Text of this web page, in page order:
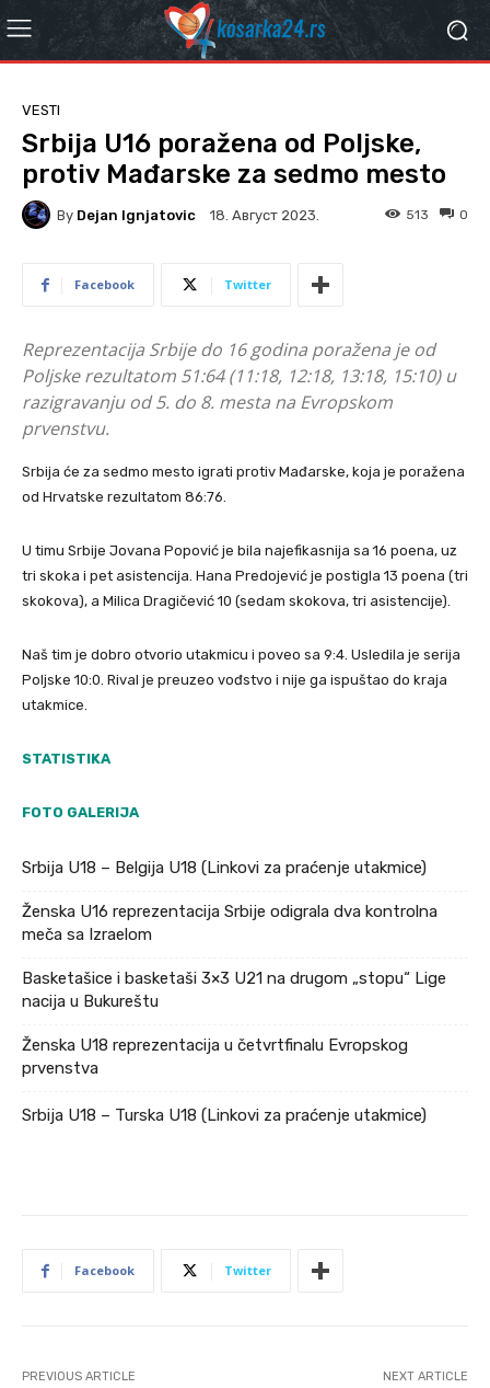
VESTI
Srbija U16 poražena od Poljske,
protiv Mađarske za sedmo mesto
By Dejan Ignjatovic 18. Август 2023. 0
513
Facebook Twitter
Reprezentacija Srbije do 16 godina poražena je od
Poljske rezultatom 51:64 (11:18, 12:18, 13:18, 15:10) u
razigravanju od 5. do 8. mesta na Evropskom
prvenstvu.
Srbija će za sedmo mesto igrati protiv Mađarske, koja je poražena
od Hrvatske rezultatom 86:76.
U timu Srbije Jovana Popović je bila najefikasnija sa 16 poena, uz
tri skoka i pet asistencija. Hana Predojević je postigla 13 poena (tri
skokova), a Milica Dragičević 10 (sedam skokova, tri asistencije).
Naš tim je dobro otvorio utakmicu i poveo sa 9:4. Usledila je serija
Poljske 10:0. Rival je preuzeo vođstvo i nije ga ispuštao do kraja
utakmice.
STATISTIKA
FOTO GALERIJA
Srbija U18 – Belgija U18 (Linkovi za praćenje utakmice)
Ženska U16 reprezentacija Srbije odigrala dva kontrolna
meča sa Izraelom
Basketašice i basketaši 3×3 U21 na drugom „stopu“ Lige
nacija u Bukureštu
Ženska U18 reprezentacija u četvrtfinalu Evropskog
prvenstva
Srbija U18 – Turska U18 (Linkovi za praćenje utakmice)
Facebook Twitter
PREVIOUS ARTICLE NEXT ARTICLE